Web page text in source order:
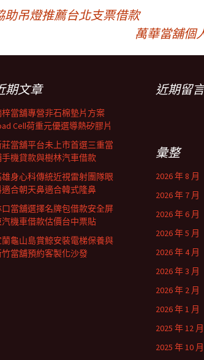
吊燈推薦台北支票借款
萬華當舖個
期文章
梓當舖專營非石棉墊片方案
Cell荷重元優選導熱矽膠片
當舖平台未上市首選三重當
手機貸款與樹林汽車借款
身心科傳統近視雷射團隊眼
適合朝天鼻適合韓式隆鼻
口當舖選擇名牌包借款安全屏
汽機車借款估價台中票貼
蘭龜山島賞鯨安裝電梯保養與
竹當舖預約客製化沙發
近期留言
彙整
2026 年 8 月
2026 年 7 月
2026 年 6 月
2026 年 5 月
2026 年 4 月
2026 年 3 月
2026 年 2 月
2026 年 1 月
2025 年 12 月
2025 年 10 月